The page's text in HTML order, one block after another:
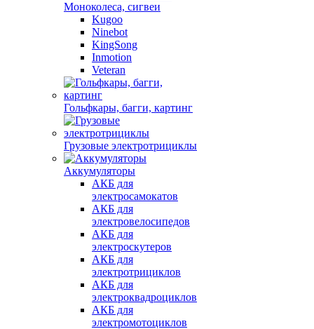
Моноколеса, сигвеи
Kugoo
Ninebot
KingSong
Inmotion
Veteran
Гольфкары, багги, картинг
Грузовые электротрициклы
Аккумуляторы
АКБ для
электросамокатов
АКБ для
электровелосипедов
АКБ для
электроскутеров
АКБ для
электротрициклов
АКБ для
электроквадроциклов
АКБ для
электромотоциклов